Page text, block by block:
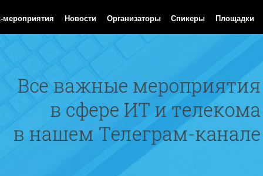
мероприятия Новости Организаторы Спикеры Площадки